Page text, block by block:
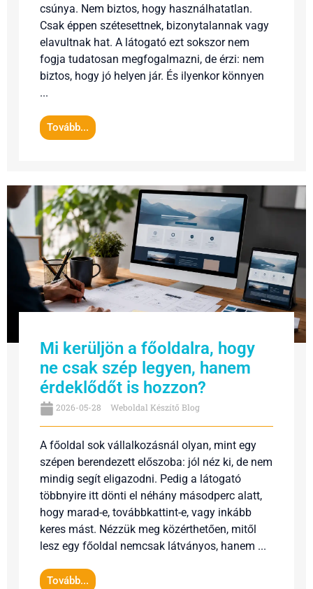
csúnya. Nem biztos, hogy használhatatlan.
Csak éppen szétesettnek, bizonytalannak vagy
elavultnak hat. A látogató ezt sokszor nem
fogja tudatosan megfogalmazni, de érzi: nem
biztos, hogy jó helyen jár. És ilyenkor könnyen
...
Tovább...
Mi kerüljön a főoldalra, hogy
ne csak szép legyen, hanem
érdeklődőt is hozzon?
2026-05-28 Weboldal Készítő Blog
A főoldal sok vállalkozásnál olyan, mint egy
szépen berendezett előszoba: jól néz ki, de nem
mindig segít eligazodni. Pedig a látogató
többnyire itt dönti el néhány másodperc alatt,
hogy marad-e, továbbkattint-e, vagy inkább
keres mást. Nézzük meg közérthetően, mitől
lesz egy főoldal nemcsak látványos, hanem ...
Tovább...